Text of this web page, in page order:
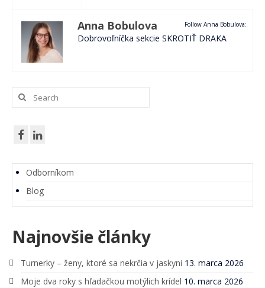
Follow Anna Bobulova:
Anna Bobulova
Dobrovoľníčka sekcie SKROTIŤ DRAKA
Search
for:
Odborníkom
Blog
Najnovšie články
Turnerky – ženy, ktoré sa nekrčia v jaskyni 13. marca 2026
Moje dva roky s hľadačkou motýlich krídel 10. marca 2026